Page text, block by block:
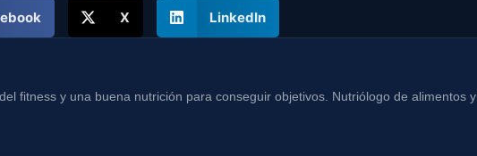
X LinkedIn
fitness y una buena nutrición para conseguir objetivos. Nutriólogo de alimentos